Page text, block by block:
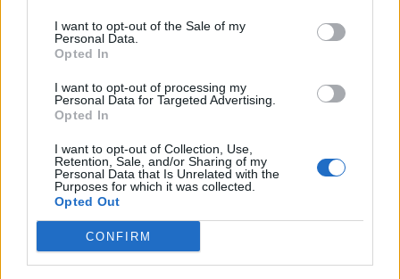
I want to opt-out of the Sale of my
Personal Data.
Opted In
I want to opt-out of processing my
Personal Data for Targeted Advertising.
Opted In
I want to opt-out of Collection, Use,
Retention, Sale, and/or Sharing of my
Personal Data that Is Unrelated with the
Purposes for which it was collected.
Opted Out
CONFIRM